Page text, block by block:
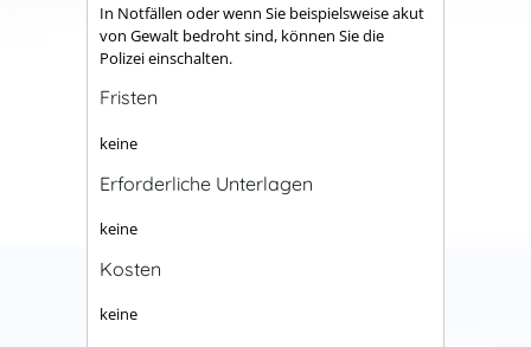
In Notfällen oder wenn Sie beispielsweise akut
von Gewalt bedroht sind, können Sie die
Polizei einschalten.
Fristen
keine
Erforderliche Unterlagen
keine
Kosten
keine